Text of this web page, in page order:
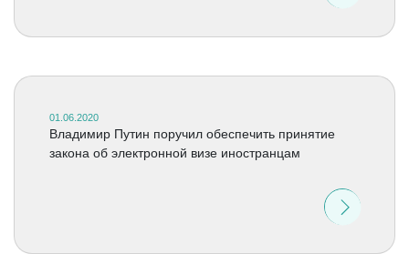
01.06.2020
Владимир Путин поручил обеспечить принятие
закона об электронной визе иностранцам